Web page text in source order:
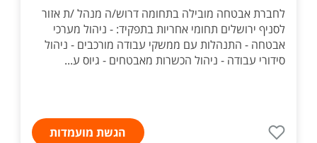
לחברת אבטחה מובילה בתחומה דרוש/ה מנהל /ת אזור
לסניף ירושלים תחומי אחריות בתפקיד: - ניהול מערכי
אבטחה - התנהלות עם ממשקי עבודה מורכבים - ניהול
סידורי עבודה - ניהול הכשרות מאבטחים - גיוס ע...
הגשת מועמדות